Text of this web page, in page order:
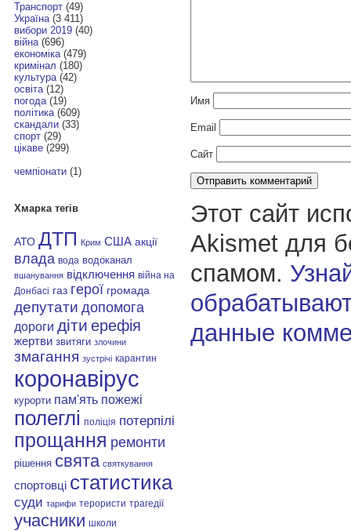
Транспорт(49)
Україна(3 411)
вибори 2019(40)
війна(696)
економіка(479)
кримінал (180)
культура(42)
освіта(12)
погода(19)
політика(609)
скандали(33)
спорт(29)
цікаве(299)
чемпіонати(1)
Хмарка тегів
АТО ДТП Крим США акції
влада вода водоканал
вшанування відключення війна на
Донбасі газ герої громада
депутати допомога
дороги діти ерефія
жертви звитяги злочини
змагання зустрічі карантин
коронавірус
курорти пам'ять пожежі
полеглі поліція потерпілі
прощання ремонти
рішення свята святкування
спортовці статистика
суди тарифи терористи трагедії
учасники школи
Имя
Email
Сайт
Этот сайт
Akismet для
спамом.
данные